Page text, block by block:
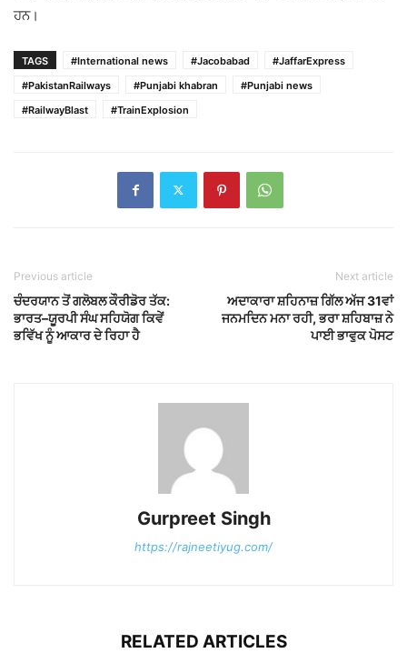
ਹਨ।
TAGS #International news #Jacobabad
#JaffarExpress
#PakistanRailways
#Punjabi khabran
#Punjabi news
#RailwayBlast
#TrainExplosion
Previous article
ਚੰਦਰਯਾਨ ਤੋਂ ਗਲੋਬਲ ਕੌਰੀਡੋਰ ਤੱਕ:
ਭਾਰਤ–ਯੂਰਪੀ ਸੰਘ ਸਹਿਯੋਗ ਕਿਵੇਂ
ਭਵਿੱਖ ਨੂੰ ਆਕਾਰ ਦੇ ਰਿਹਾ ਹੈ
Next article
ਅਦਾਕਾਰਾ ਸ਼ਹਿਨਾਜ਼ ਗਿੱਲ ਅੱਜ 31ਵਾਂ
ਜਨਮਦਿਨ ਮਨਾ ਰਹੀ, ਭਰਾ ਸ਼ਹਿਬਾਜ਼ ਨੇ
ਪਾਈ ਭਾਵੁਕ ਪੋਸਟ
Gurpreet Singh
https://rajneetiyug.com/
RELATED ARTICLES